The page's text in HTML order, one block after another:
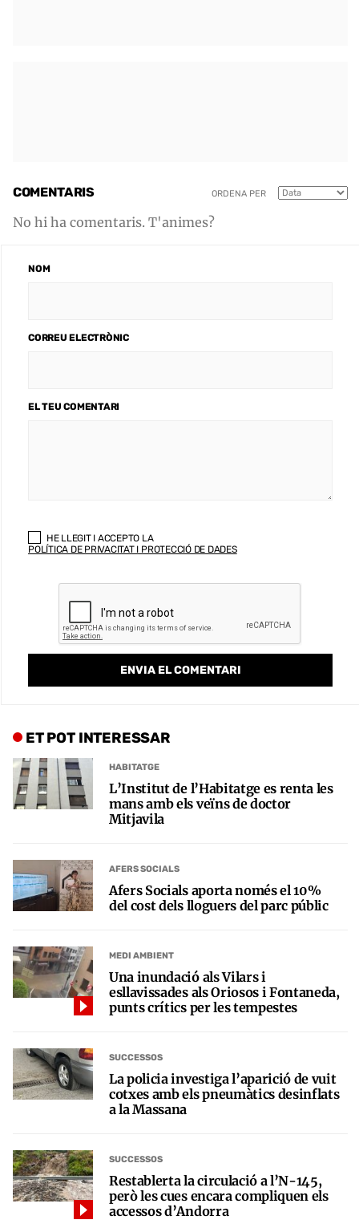
COMENTARIS ORDENA PER
No hi ha comentaris. T'animes?
NOM
CORREU ELECTRÒNIC
EL TEU COMENTARI
HE LLEGIT I ACCEPTO LA
POLÍTICA DE PRIVACITAT I PROTECCIÓ DE DADES
ET POT INTERESSAR
HABITATGE
L’Institut de l’Habitatge es renta les
mans amb els veïns de doctor
Mitjavila
AFERS SOCIALS
Afers Socials aporta només el 10%
del cost dels lloguers del parc públic
MEDI AMBIENT
Una inundació als Vilars i
esllavissades als Oriosos i Fontaneda,
punts crítics per les tempestes
SUCCESSOS
La policia investiga l’aparició de vuit
cotxes amb els pneumàtics desinflats
a la Massana
SUCCESSOS
Restablerta la circulació a l’N-145,
però les cues encara compliquen els
accessos d’Andorra